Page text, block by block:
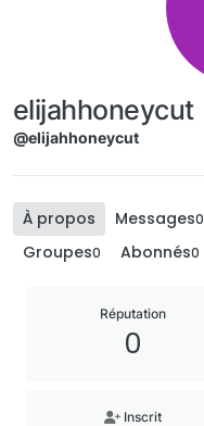
elijahhoneycut
@elijahhoneycut
À propos Messages0
Groupes0 Abonnés0
Réputation
0
Inscrit